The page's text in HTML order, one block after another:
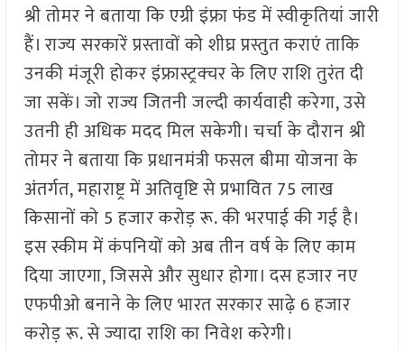
श्री तोमर ने बताया कि एग्री इंफ्रा फंड में स्वीकृतियां जारी
हैं। राज्य सरकारें प्रस्तावों को शीघ्र प्रस्तुत कराएं ताकि
उनकी मंजूरी होकर इंफ्रास्ट्रक्चर के लिए राशि तुरंत दी
जा सकें। जो राज्य जितनी जल्दी कार्यवाही करेगा, उसे
उतनी ही अधिक मदद मिल सकेगी। चर्चा के दौरान श्री
तोमर ने बताया कि प्रधानमंत्री फसल बीमा योजना के
अंतर्गत, महाराष्ट्र में अतिवृष्टि से प्रभावित 75 लाख
किसानों को 5 हजार करोड़ रू. की भरपाई की गई है।
इस स्कीम में कंपनियों को अब तीन वर्ष के लिए काम
दिया जाएगा, जिससे और सुधार होगा। दस हजार नए
एफपीओ बनाने के लिए भारत सरकार साढ़े 6 हजार
करोड़ रू. से ज्यादा राशि का निवेश करेगी।